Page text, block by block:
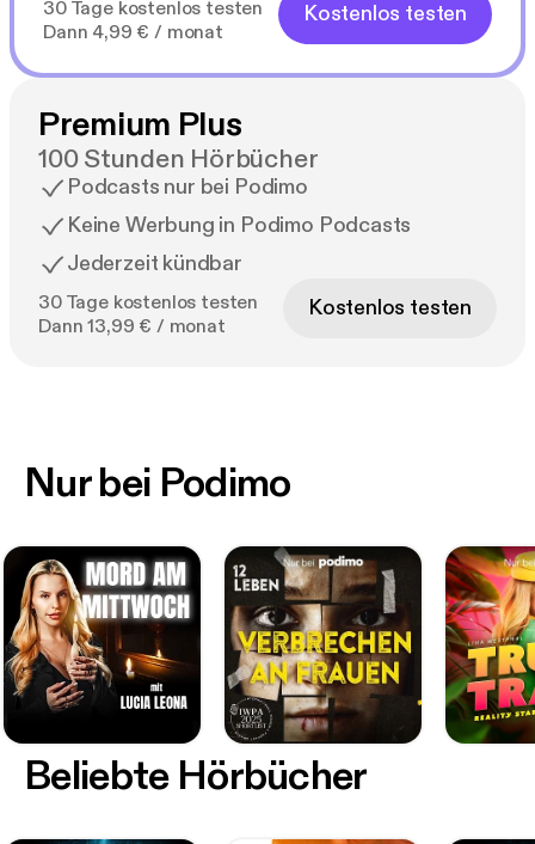
30 Tage kostenlos testen
Dann 4,99 € / monat
Kostenlos testen
Premium Plus
100 Stunden Hörbücher
Podcasts nur bei Podimo
Keine Werbung in Podimo Podcasts
Jederzeit kündbar
30 Tage kostenlos testen
Dann 13,99 € / monat
Kostenlos testen
Nur bei Podimo
Beliebte Hörbücher